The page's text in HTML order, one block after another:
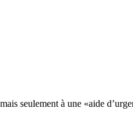
seulement à une «aide